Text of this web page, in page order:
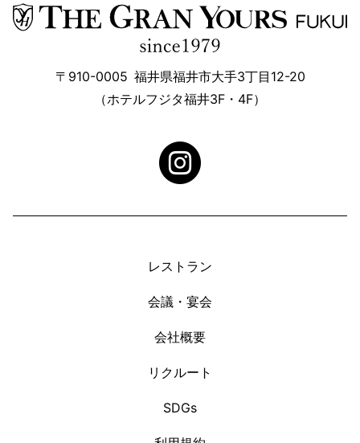
〒910-0005 福井県福井市大手3丁目12-20
（ホテルフジタ福井3F・4F）
レストラン
会議・宴会
会社概要
リクルート
SDGs